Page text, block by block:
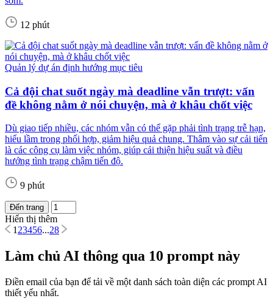
12 phút
Quản lý dự án định hướng mục tiêu
Cả đội chat suốt ngày mà deadline vẫn trượt: vấn
đề không nằm ở nói chuyện, mà ở khâu chốt việc
Dù giao tiếp nhiều, các nhóm vẫn có thể gặp phải tình trạng trễ hạn,
hiểu lầm trong phối hợp, giảm hiệu quả chung. Thâm vào sự cải tiến
là các công cụ làm việc nhóm, giúp cải thiện hiệu suất và điều
hướng tình trạng chậm tiến độ.
9 phút
Đến trang
Hiển thị thêm
1 23456...28
Làm chủ AI thông qua 10 prompt này
Điền email của bạn để tải về một danh sách toàn diện các prompt AI
thiết yếu nhất.